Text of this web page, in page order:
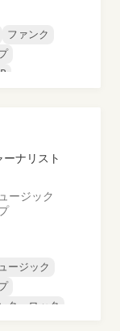
ファンク
ナリスト
ージック
ージック
ク・ロック